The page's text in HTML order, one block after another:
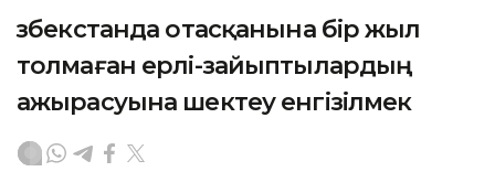
Өзбекстанда отасқанына бір жыл
толмаған ерлі-зайыптылардың
ажырасуына шектеу енгізілмек